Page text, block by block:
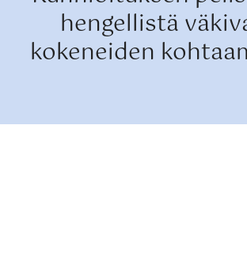
hengellistä
kokeneiden